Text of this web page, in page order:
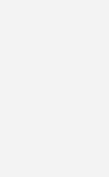
See, Albatros
für
die Anlagen